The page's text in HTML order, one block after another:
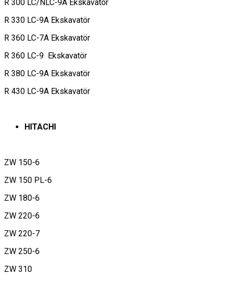
R 300 LC/NLC-9A Ekskavatör
R 330 LC-9A Ekskavatör
R 360 LC-7A Ekskavatör
R 360 LC-9 Ekskavatör
R 380 LC-9A Ekskavatör
R 430 LC-9A Ekskavatör
HITACHI
ZW 150-6
ZW 150 PL-6
ZW 180-6
ZW 220-6
ZW 220-7
ZW 250-6
ZW 310